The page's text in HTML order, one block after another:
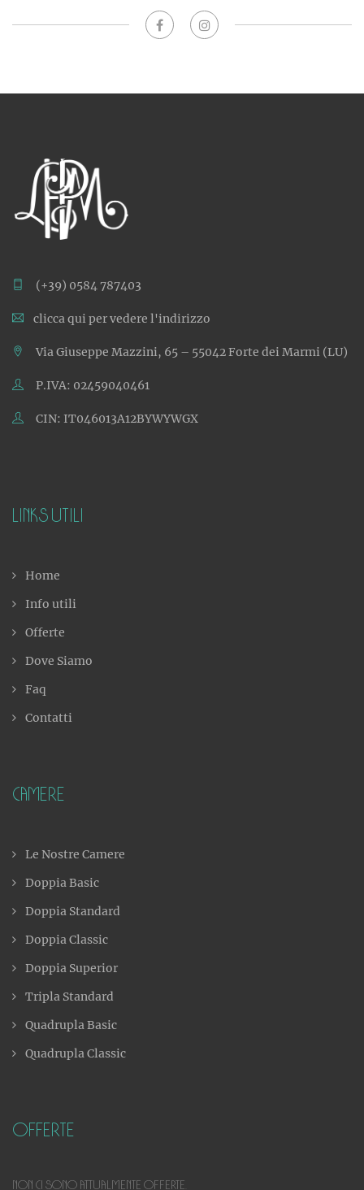
(+39) 0584 787403
clicca qui per vedere l'indirizzo
Via Giuseppe Mazzini, 65 – 55042 Forte dei Marmi (LU)
P.IVA: 02459040461
CIN: IT046013A12BYWYWGX
Links utili
Home
Info utili
Offerte
Dove Siamo
Faq
Contatti
Camere
Le Nostre Camere
Doppia Basic
Doppia Standard
Doppia Classic
Doppia Superior
Tripla Standard
Quadrupla Basic
Quadrupla Classic
Offerte
Non ci sono attualmente offerte.